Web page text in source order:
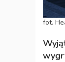
fot.